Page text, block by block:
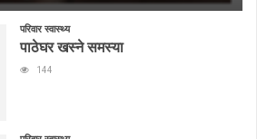
परिवार स्वास्थ्य
पाठेघर खस्ने समस्या
144